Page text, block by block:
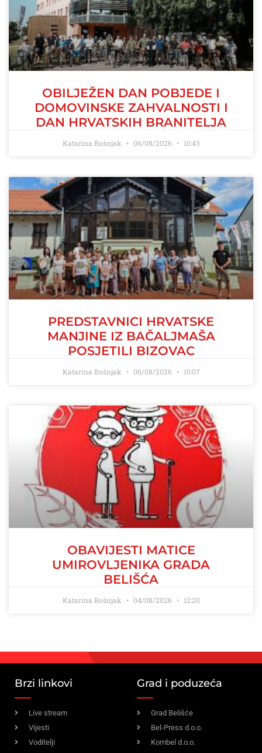
OBILJEŽEN DAN POBJEDE I
DOMOVINSKE ZAHVALNOSTI I
DAN HRVATSKIH BRANITELJA
Katarina Bošnjak 06/08/2026 10:43
PREDSTAVNICI HRVATSKE
MANJINE IZ BAČALJMAŠA
POSJETILI BIZOVAC
Katarina Bošnjak 06/08/2026 10:07
OBAVIJESTI MATICE
UMIROVLJENIKA GRADA
BELIŠĆA
Katarina Bošnjak 04/08/2026 12:20
Brzi linkovi
Live stream
Vijesti
Voditelji
Grad i poduzeća
Grad Belišće
Bel-Press d.o.o.
Kombel d.o.o.